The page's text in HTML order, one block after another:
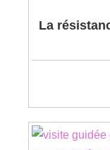
La